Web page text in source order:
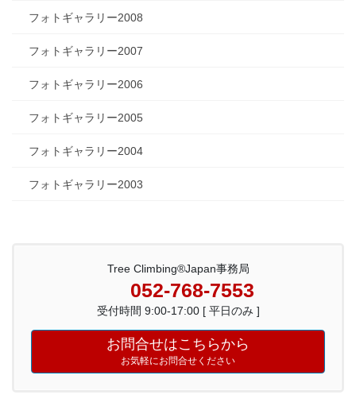
フォトギャラリー2008
フォトギャラリー2007
フォトギャラリー2006
フォトギャラリー2005
フォトギャラリー2004
フォトギャラリー2003
Tree Climbing®Japan事務局
052-768-7553
受付時間 9:00-17:00 [ 平日のみ ]
お問合せはこちらから
お気軽にお問合せください